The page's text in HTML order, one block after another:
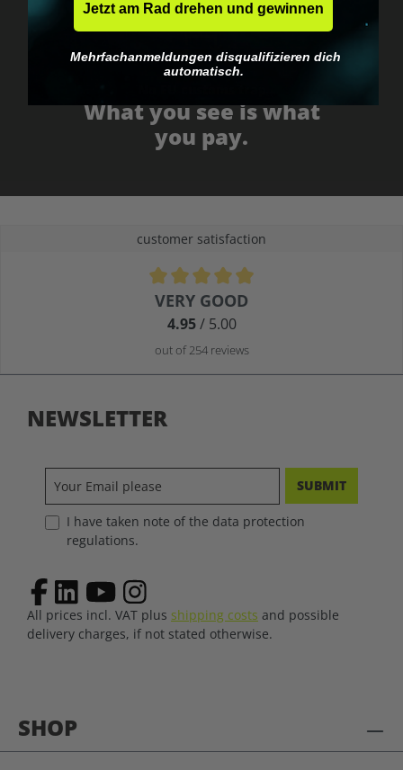
What you see is what
you pay.
customer satisfaction
Average rating of 4.9 out of 5 stars
VERY GOOD
4.95/ 5.00
out of 254 reviews
SHOP
NEWSLETTER
SUBMIT
I have taken note of the data protection
regulations.
All prices incl. VAT plus shipping costs and possible
delivery charges, if not stated otherwise.
Jetzt am Rad drehen und gewinnen
Mehrfachanmeldungen disqualifizieren dich
automatisch.